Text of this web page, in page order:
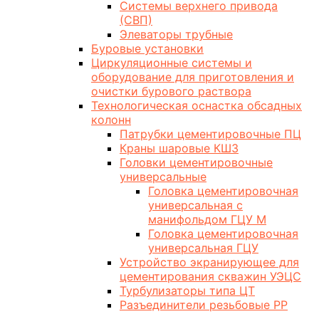
Системы верхнего привода
(СВП)
Элеваторы трубные
Буровые установки
Циркуляционные системы и
оборудование для приготовления и
очистки бурового раствора
Технологическая оснастка обсадных
колонн
Патрубки цементировочные ПЦ
Краны шаровые КШЗ
Головки цементировочные
универсальные
Головка цементировочная
универсальная с
манифольдом ГЦУ М
Головка цементировочная
универсальная ГЦУ
Устройство экранирующее для
цементирования скважин УЭЦС
Турбулизаторы типа ЦТ
Разъединители резьбовые РР